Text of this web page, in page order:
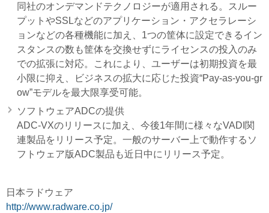
同社のオンデマンドテクノロジーが適用される。スルー
プットやSSLなどのアプリケーション・アクセラレーシ
ョンなどの各種機能に加え、1つの筐体に設定できるイン
スタンスの数も筐体を交換せずにライセンスの投入のみ
での拡張に対応。これにより、ユーザーは初期投資を最
小限に抑え、ビジネスの拡大に応じた投資“Pay-as-you-gr
ow”モデルを最大限享受可能。
ソフトウェアADCの提供
ADC-VXのリリースに加え、今後1年間に様々なVADI関
連製品をリリース予定。一般のサーバー上で動作するソ
フトウェア版ADC製品も近日中にリリース予定。
日本ラドウェア
http://www.radware.co.jp/